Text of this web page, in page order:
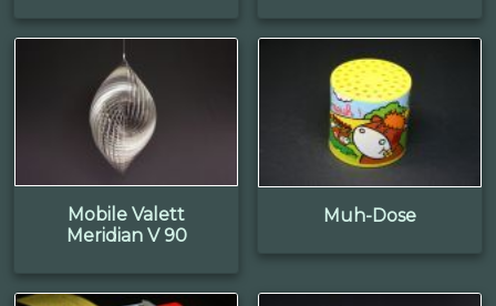
Mobile Valett
Meridian V 90
Muh-Dose